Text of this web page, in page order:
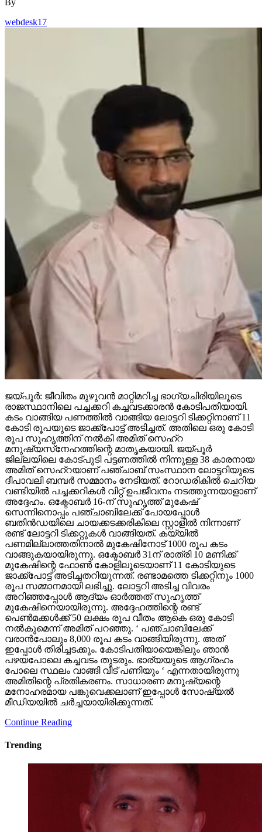
webdesk17
ജയ്പൂര്‍: ജീവിതം മുഴുവന്‍ മാറ്റിമറിച്ച ഭാഗ്യചിരിയിലൂടെ
രാജസ്ഥാനിലെ പച്ചക്കറി കച്ചവടക്കാരന്‍ കോടിപതിയായി.
കടം വാങ്ങിയ പണത്തില്‍ വാങ്ങിയ ലോട്ടറി ടിക്കറ്റിനാണ് 11
കോടി രൂപയുടെ ജാക്ക്‌പോട്ട് അടിച്ചത്. അതിലെ ഒരു കോടി
രൂപ സുഹൃത്തിന് നല്‍കി അമിത് സെഹ്‌റ
മനുഷ്യസ്‌നേഹത്തിന്റെ മാതൃകയായി. ജയ്പൂര്‍
ജില്ലയിലെ കോട്പുടി പട്ടണത്തില്‍ നിന്നുള്ള 38 കാരനായ
അമിത് സെഹ്‌റയാണ് പഞ്ചാബ് സംസ്ഥാന ലോട്ടറിയുടെ
ദീപാവലി ബമ്പര്‍ സമ്മാനം നേടിയത്. റോഡരികില്‍ ചെറിയ
വണ്ടിയില്‍ പച്ചക്കറികള്‍ വിറ്റ് ഉപജീവനം നടത്തുന്നയാളാണ്
അദ്ദേഹം. ഒക്ടോബര്‍ 16-ന് സുഹൃത്ത് മുകേഷ്
സെന്നിനൊപ്പം പഞ്ചാബിലേക്ക് പോയപ്പോള്‍
ബതിന്‍ഡയിലെ ചായക്കടക്കരികിലെ സ്റ്റാളില്‍ നിന്നാണ്
രണ്ട് ലോട്ടറി ടിക്കറ്റുകള്‍ വാങ്ങിയത്. കയ്യില്‍
പണമില്ലാത്തതിനാല്‍ മുകേഷിനോട് 1000 രൂപ കടം
വാങ്ങുകയായിരുന്നു. ഒക്ടോബര്‍ 31ന് രാത്രി 10 മണിക്ക്
മുകേഷിന്റെ ഫോണ്‍ കോളിലൂടെയാണ് 11 കോടിയുടെ
ജാക്ക്‌പോട്ട് അടിച്ചതറിയുന്നത്. രണ്ടാമത്തെ ടിക്കറ്റിനും 1000
രൂപ സമ്മാനമായി ലഭിച്ചു. ലോട്ടറി അടിച്ച വിവരം
അറിഞ്ഞപ്പോള്‍ ആദ്യം ഓര്‍ത്തത് സുഹൃത്ത്
മുകേഷിനെയായിരുന്നു. അദ്ദേഹത്തിന്റെ രണ്ട്
പെണ്‍മക്കള്‍ക്ക് 50 ലക്ഷം രൂപ വീതം ആകെ ഒരു കോടി
നല്‍കുമെന്ന് അമിത് പറഞ്ഞു. ‘ പഞ്ചാബിലേക്ക്
വരാന്‍പോലും 8,000 രൂപ കടം വാങ്ങിയിരുന്നു. അത്
ഇപ്പോള്‍ തിരിച്ചടക്കും. കോടിപതിയായെങ്കിലും ഞാന്‍
പഴയപോലെ കച്ചവടം തുടരും. ഭാര്യയുടെ ആഗ്രഹം
പോലെ സ്ഥലം വാങ്ങി വീട് പണിയും ‘ എന്നതായിരുന്നു
അമിതിന്റെ പ്രതികരണം. സാധാരണ മനുഷ്യന്റെ
മനോഹരമായ പങ്കുവെക്കലാണ് ഇപ്പോള്‍ സോഷ്യല്‍
മീഡിയയില്‍ ചര്‍ച്ചയായിരിക്കുന്നത്.
Continue Reading
Trending